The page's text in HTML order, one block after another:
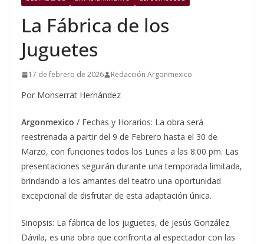
La Fábrica de los
Juguetes
17 de febrero de 2026 Redacción Argonmexico
Por Monserrat Hernández
Argonmexico / Fechas y Horarios: La obra será
reestrenada a partir del 9 de Febrero hasta el 30 de
Marzo, con funciones todos los Lunes a las 8:00 pm. Las
presentaciones seguirán durante una temporada limitada,
brindando a los amantes del teatro una oportunidad
excepcional de disfrutar de esta adaptación única.
Sinopsis: La fábrica de los juguetes, de Jesús González
Dávila, es una obra que confronta al espectador con las